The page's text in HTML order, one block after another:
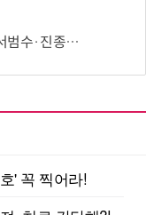
징계 절차 개시